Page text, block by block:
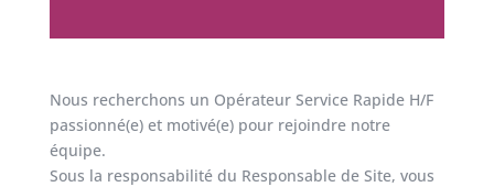
Nous recherchons un Opérateur Service Rapide H/F
passionné(e) et motivé(e) pour rejoindre notre
équipe.
Sous la responsabilité du Responsable de Site, vous